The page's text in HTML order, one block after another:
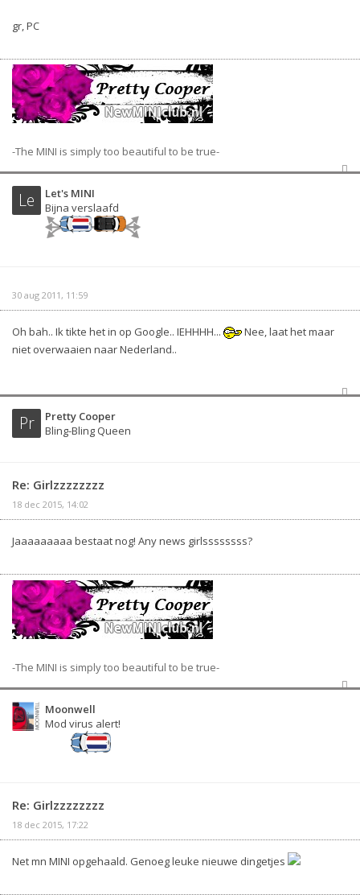
gr, PC
-The MINI is simply too beautiful to be true-
Le
Let's MINI
Bijna verslaafd
30 aug 2011, 11:59
Oh bah.. Ik tikte het in op Google.. IEHHHH...
Nee, laat het maar
niet overwaaien naar Nederland..
Pr
Pretty Cooper
Bling-Bling Queen
Re: Girlzzzzzzzz
18 dec 2015, 14:02
Jaaaaaaaaa bestaat nog! Any news girlssssssss?
-The MINI is simply too beautiful to be true-
Moonwell
Mod virus alert!
Re: Girlzzzzzzzz
18 dec 2015, 17:22
Net mn MINI opgehaald. Genoeg leuke nieuwe dingetjes